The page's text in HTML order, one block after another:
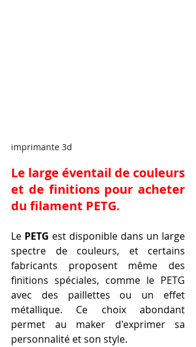
imprimante 3d
Le large éventail de couleurs
et de finitions pour acheter
du filament PETG.
Le PETG est disponible dans un large
spectre de couleurs, et certains
fabricants proposent même des
finitions spéciales, comme le PETG
avec des paillettes ou un effet
métallique. Ce choix abondant
permet au maker d'exprimer sa
personnalité et son style.